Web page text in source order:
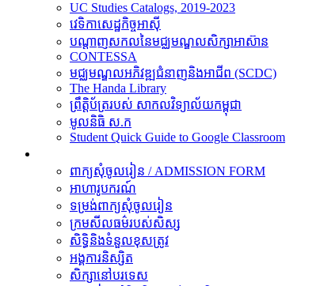
UC Studies Catalogs, 2019-2023
វេទិកាសេដ្ឋកិច្ចអាស៊ី
បណ្តាញសកលនៃមជ្ឈមណ្ឌលសិក្សាអាស៊ាន
CONTESSA
មជ្ឈមណ្ឌលអភិវឌ្ឍជំនាញនិងអាជីព (SCDC)
The Handa Library
ព្រឹត្តិប័ត្ររបស់​​ សាកលវិទ្យាល័យកម្ពុជា
មូលនិធិ​ ស.ក
Student Quick Guide to Google Classroom
ពាក្យសុំចូលរៀន / ADMISSION FORM
អាហារូបករណ៍
ទម្រង់ពាក្យសុំចូលរៀន
ក្រមសីលធម៌របស់សិស្ស
សិទ្ធិនិងទំនួលខុសត្រូវ
អង្គការនិស្សិត
សិក្សា​នៅ​បរទេស